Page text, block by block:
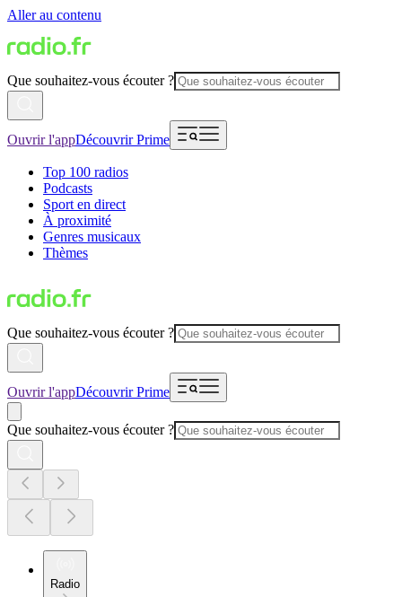
Aller au contenu
Que souhaitez-vous écouter ?
Ouvrir l'appDécouvrir Prime
Top 100 radios
Podcasts
Sport en direct
À proximité
Genres musicaux
Thèmes
Que souhaitez-vous écouter ?
Ouvrir l'appDécouvrir Prime
Que souhaitez-vous écouter ?
Radio